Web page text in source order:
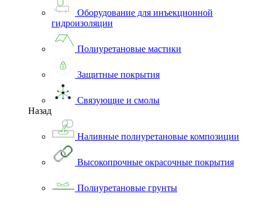
Оборудование для инъекционной
гидроизоляции
Полиуретановые мастики
Защитные покрытия
Связующие и смолы
Назад
Наливные полиуретановые композиции
Высокопрочные окрасочные покрытия
Полиуретановые грунты